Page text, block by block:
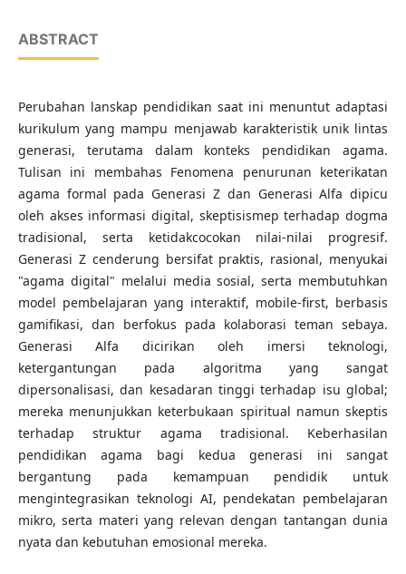
ABSTRACT
Perubahan lanskap pendidikan saat ini menuntut adaptasi
kurikulum yang mampu menjawab karakteristik unik lintas
generasi, terutama dalam konteks pendidikan agama.
Tulisan ini membahas Fenomena penurunan keterikatan
agama formal pada Generasi Z dan Generasi Alfa dipicu
oleh akses informasi digital, skeptisismep terhadap dogma
tradisional, serta ketidakcocokan nilai-nilai progresif.
Generasi Z cenderung bersifat praktis, rasional, menyukai
"agama digital" melalui media sosial, serta membutuhkan
model pembelajaran yang interaktif, mobile-first, berbasis
gamifikasi, dan berfokus pada kolaborasi teman sebaya.
Generasi Alfa dicirikan oleh imersi teknologi,
ketergantungan pada algoritma yang sangat
dipersonalisasi, dan kesadaran tinggi terhadap isu global;
mereka menunjukkan keterbukaan spiritual namun skeptis
terhadap struktur agama tradisional. Keberhasilan
pendidikan agama bagi kedua generasi ini sangat
bergantung pada kemampuan pendidik untuk
mengintegrasikan teknologi AI, pendekatan pembelajaran
mikro, serta materi yang relevan dengan tantangan dunia
nyata dan kebutuhan emosional mereka.